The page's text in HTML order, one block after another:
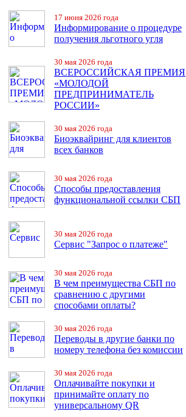
17 июня 2026 года
Информирование о процедуре
получения льготного угля
30 мая 2026 года
ВСЕРОССИЙСКАЯ ПРЕМИЯ
«МОЛОДОЙ
ПРЕДПРИНИМАТЕЛЬ
РОССИИ»
30 мая 2026 года
Биоэквайринг для клиентов
всех банков
30 мая 2026 года
Способы предоставления
функциональной ссылки СБП
30 мая 2026 года
Сервис "Запрос о платеже"
30 мая 2026 года
В чем преимущества СБП по
сравнению с другими
способами оплаты?
30 мая 2026 года
Переводы в другие банки по
номеру телефона без комиссии
30 мая 2026 года
Оплачивайте покупки и
принимайте оплату по
универсальному QR